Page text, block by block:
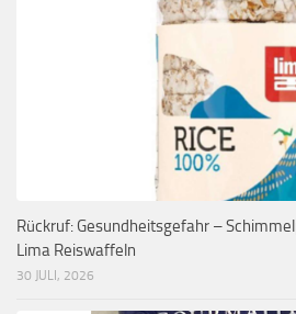
Rückruf: Gesundheitsgefahr –
Lima Reiswaffeln
30 JULI, 2026